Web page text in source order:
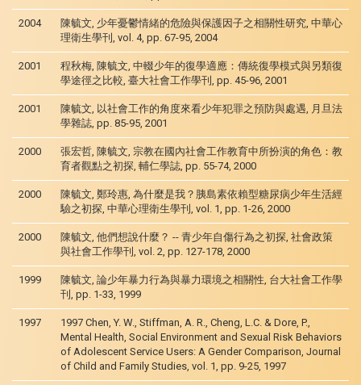
2004
陳毓文, 少年憂鬱情緒的危險與保護因子之相關性研究, 中華心
理衛生學刊, vol. 4, pp. 67-95, 2004
2001
程秋梅, 陳毓文, 中輟少年的復學適應：傳統復學模式與另類復
學途徑之比較, 臺大社會工作學刊, pp. 45-96, 2001
2001
陳毓文, 以社會工作的角度來看少年犯罪之預防與處遇, 月旦法
學雜誌, pp. 85-95, 2001
2000
張宏哲, 陳毓文, 宗教在國內社會工作教育中所扮演的角色：教
育者觀點之初探, 輔仁學誌, pp. 55-74, 2000
2000
陳毓文, 鄭玲惠, 為什麼是我？胰島素依賴型糖尿病少年生活經
驗之初探, 中華心理衛生學刊, vol. 1, pp. 1-26, 2000
2000
陳毓文, 他們想說什麼？ -- 青少年自傷行為之初探, 社會政策
與社會工作學刊, vol. 2, pp. 127-178, 2000
1999
陳毓文, 論少年暴力行為與暴力環境之相關性, 台大社會工作學
刊, pp. 1-33, 1999
1997
1997 Chen, Y. W., Stiffman, A. R., Cheng, L.C. & Dore, P.,
Mental Health, Social Environment and Sexual Risk Behaviors
of Adolescent Service Users: A Gender Comparison, Journal
of Child and Family Studies, vol. 1, pp. 9-25, 1997